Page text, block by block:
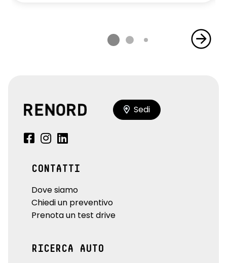
Sedi
CONTATTI
Dove siamo
Chiedi un preventivo
Prenota un test drive
RICERCA AUTO